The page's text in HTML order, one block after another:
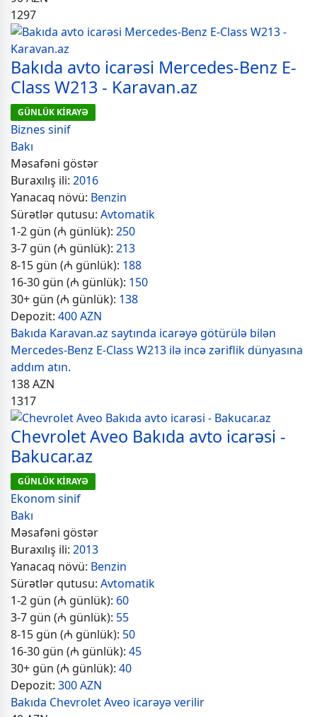
1297
Bakıda avto icarəsi Mercedes-Benz E-
Class W213 - Karavan.az
GÜNLÜK KİRAYƏ
Biznes sinif
Bakı
Məsafəni göstər
Buraxılış ili: 2016
Yanacaq növü: Benzin
Sürətlər qutusu: Avtomatik
1-2 gün (₼ günlük): 250
3-7 gün (₼ günlük): 213
8-15 gün (₼ günlük): 188
16-30 gün (₼ günlük): 150
30+ gün (₼ günlük): 138
Depozit: 400 AZN
Bakıda Karavan.az saytında icarəyə götürülə bilən
Mercedes-Benz E-Class W213 ilə incə zəriflik dünyasına
addım atın.
138AZN
1317
Chevrolet Aveo Bakıda avto icarəsi -
Bakucar.az
GÜNLÜK KİRAYƏ
Ekonom sinif
Bakı
Məsafəni göstər
Buraxılış ili: 2013
Yanacaq növü: Benzin
Sürətlər qutusu: Avtomatik
1-2 gün (₼ günlük): 60
3-7 gün (₼ günlük): 55
8-15 gün (₼ günlük): 50
16-30 gün (₼ günlük): 45
30+ gün (₼ günlük): 40
Depozit: 300 AZN
Bakıda Chevrolet Aveo icarəyə verilir